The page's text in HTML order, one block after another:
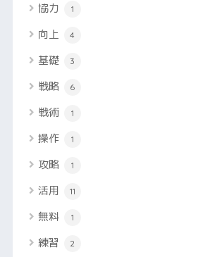
協力 1
向上 4
基礎 3
戦略 6
戦術 1
操作 1
攻略 1
活用 11
無料 1
練習 2